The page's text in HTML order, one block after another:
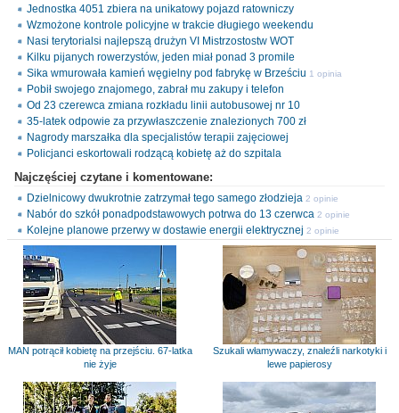
Jednostka 4051 zbiera na unikatowy pojazd ratowniczy
Wzmożone kontrole policyjne w trakcie długiego weekendu
Nasi terytorialsi najlepszą drużyn VI Mistrzostostw WOT
Kilku pijanych rowerzystów, jeden miał ponad 3 promile
Sika wmurowała kamień węgielny pod fabrykę w Brześciu 1 opinia
Pobił swojego znajomego, zabrał mu zakupy i telefon
Od 23 czerewca zmiana rozkładu linii autobusowej nr 10
35-latek odpowie za przywłaszczenie znalezionych 700 zł
Nagrody marszałka dla specjalistów terapii zajęciowej
Policjanci eskortowali rodzącą kobietę aż do szpitala
Najczęściej czytane i komentowane:
Dzielnicowy dwukrotnie zatrzymał tego samego złodzieja 2 opinie
Nabór do szkół ponadpodstawowych potrwa do 13 czerwca 2 opinie
Kolejne planowe przerwy w dostawie energii elektrycznej 2 opinie
MAN potrącił kobietę na przejściu. 67-latka
nie żyje
Szukali włamywaczy, znaleźli narkotyki i
lewe papierosy